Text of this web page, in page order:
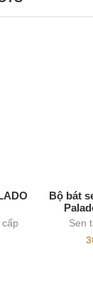
Bộ bát
Sen